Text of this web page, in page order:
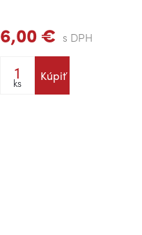
6,00 € s DPH
ks Kúpiť